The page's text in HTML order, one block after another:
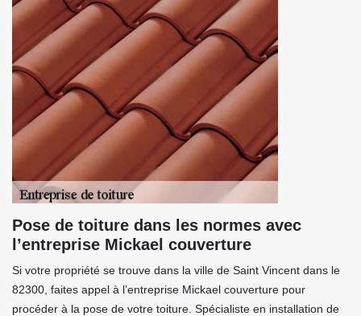
Pose de toiture dans les normes avec
l’entreprise Mickael couverture
Si votre propriété se trouve dans la ville de Saint Vincent dans le
82300, faites appel à l’entreprise Mickael couverture pour
procéder à la pose de votre toiture. Spécialiste en installation de